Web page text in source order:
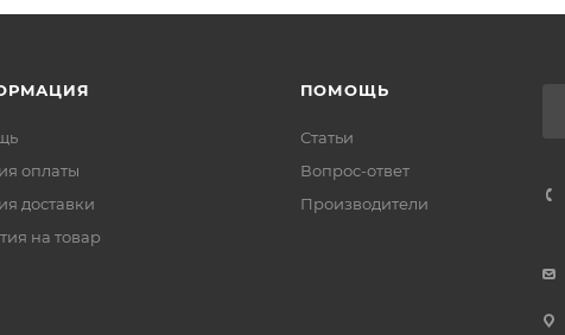
оплаты
доставки
на товар
ПОМОЩЬ
Статьи
Вопрос-ответ
Производители